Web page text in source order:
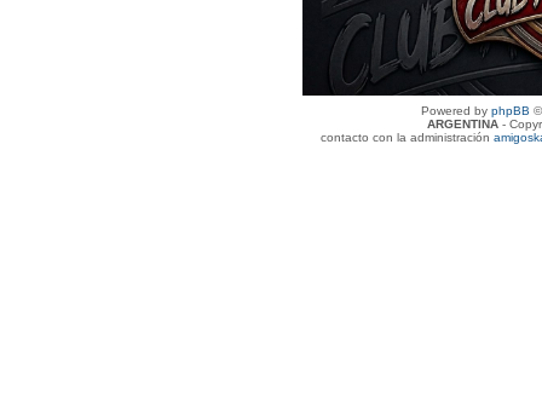
Powered by phpBB
ARGENTINA-
contacto con la administración